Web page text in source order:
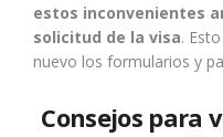
estos inconvenientes
solicitud de la visa.
nuevo los formularios y
Consejos para